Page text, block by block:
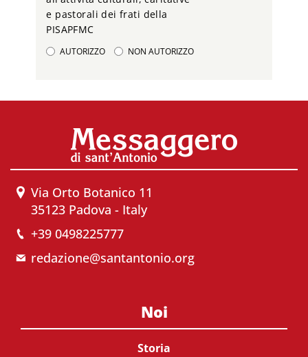
e pastorali dei frati della
PISAPFMC
AUTORIZZO NON AUTORIZZO
Via Orto Botanico 11
35123 Padova - Italy
+39 0498225777
redazione@santantonio.org
Noi
Storia